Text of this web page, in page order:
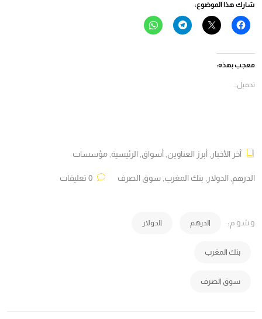
شارك هذا الموضوع:
انقر
للمشاركة
(فتح
في
نافذة
النقر
للمشاركة
انقر
للمشاركة
انقر
للمشاركة
معجب بهذه:
تحميل...
آخر الأخبار , أبرز العناوين, أسواق, الرئيسية, مؤسسات
الدرهم, الدولار , بنك المغرب, سوق الصرف
وسُوم: الدرهم الدولار
بنك المغرب
سوق الصرف